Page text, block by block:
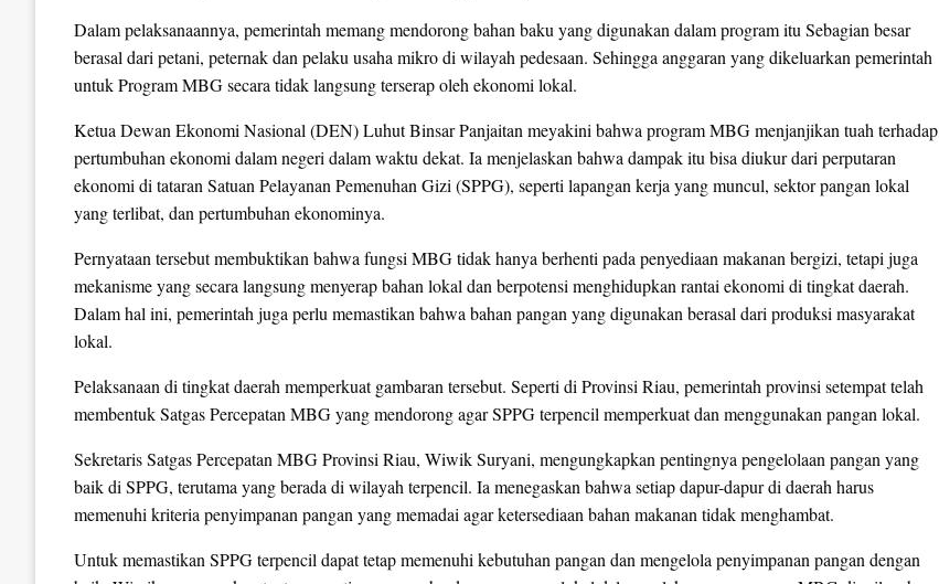
Dalam pelaksanaannya, pemerintah memang mendorong bahan baku yang digunakan dalam program itu Sebagian besar
berasal dari petani, peternak dan pelaku usaha mikro di wilayah pedesaan. Sehingga anggaran yang dikeluarkan pemerintah
untuk Program MBG secara tidak langsung terserap oleh ekonomi lokal.
Ketua Dewan Ekonomi Nasional (DEN) Luhut Binsar Panjaitan meyakini bahwa program MBG menjanjikan tuah terhadap
pertumbuhan ekonomi dalam negeri dalam waktu dekat. Ia menjelaskan bahwa dampak itu bisa diukur dari perputaran
ekonomi di tataran Satuan Pelayanan Pemenuhan Gizi (SPPG), seperti lapangan kerja yang muncul, sektor pangan lokal
yang terlibat, dan pertumbuhan ekonominya.
Pernyataan tersebut membuktikan bahwa fungsi MBG tidak hanya berhenti pada penyediaan makanan bergizi, tetapi juga
mekanisme yang secara langsung menyerap bahan lokal dan berpotensi menghidupkan rantai ekonomi di tingkat daerah.
Dalam hal ini, pemerintah juga perlu memastikan bahwa bahan pangan yang digunakan berasal dari produksi masyarakat
lokal.
Pelaksanaan di tingkat daerah memperkuat gambaran tersebut. Seperti di Provinsi Riau, pemerintah provinsi setempat telah
membentuk Satgas Percepatan MBG yang mendorong agar SPPG terpencil memperkuat dan menggunakan pangan lokal.
Sekretaris Satgas Percepatan MBG Provinsi Riau, Wiwik Suryani, mengungkapkan pentingnya pengelolaan pangan yang
baik di SPPG, terutama yang berada di wilayah terpencil. Ia menegaskan bahwa setiap dapur-dapur di daerah harus
memenuhi kriteria penyimpanan pangan yang memadai agar ketersediaan bahan makanan tidak menghambat.
Untuk memastikan SPPG terpencil dapat tetap memenuhi kebutuhan pangan dan mengelola penyimpanan pangan dengan